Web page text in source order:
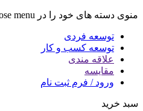
منوی دسته های خود را در Header builder -> Mobile -> Mobile menu menu -> Show/Hide -> Choose menu تنظیم کنید.
توسعه فردی
توسعه کسب و کار
علاقه مندی
مقایسه
ورود / فرم ثبت نام
سبد خرید